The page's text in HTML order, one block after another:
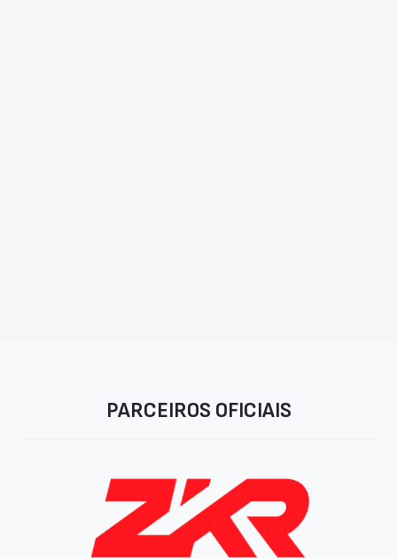
PARCEIROS OFICIAIS